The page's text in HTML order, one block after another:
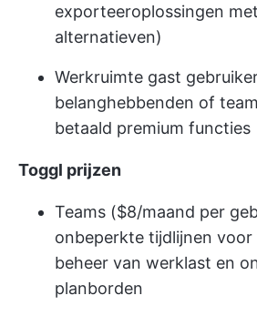
exporteeroplossingen met
alternatieven)
Werkruimte gast
belanghebbenden of
betaald premium functies
Toggl prijzen
Teams ($8/maand per
onbeperkte tijdlijnen voor
beheer van werklast en
planborden